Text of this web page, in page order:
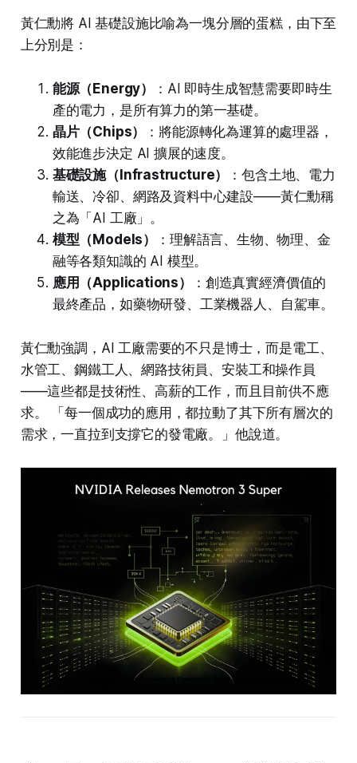
黃仁勳將 AI 基礎設施比喻為一塊分層的蛋糕，由下至
上分別是：
能源（Energy）
：AI 即時生成智慧需要即時生
產的電力，是所有算力的第一基礎。
晶片（Chips）
：將能源轉化為運算的處理器，
效能進步決定 AI 擴展的速度。
基礎設施（Infrastructure）
：包含土地、電力
輸送、冷卻、網路及資料中心建設——黃仁勳稱
之為「AI 工廠」。
模型（Models）
：理解語言、生物、物理、金
融等各類知識的 AI 模型。
應用（Applications）
：創造真實經濟價值的
最終產品，如藥物研發、工業機器人、自駕車。
黃仁勳強調，AI 工廠需要的不只是博士，而是電工、
水管工、鋼鐵工人、網路技術員、安裝工和操作員
——這些都是技術性、高薪的工作，而且目前供不應
求。 「每一個成功的應用，都拉動了其下所有層次的
需求，一直拉到支撐它的發電廠。」他說道。